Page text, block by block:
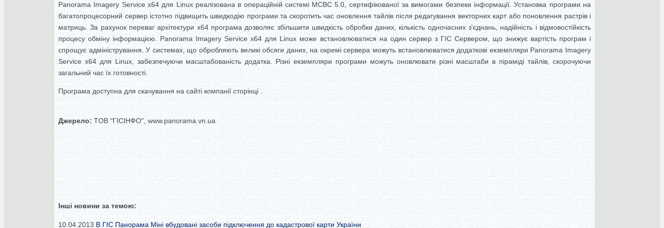
Panorama Imagery Service x64 для Linux реалізована в операційній системі МСВС 5.0, сертифікованої за вимогами безпеки інформації. Установка програми на
багатопроцесорний сервер істотно підвищить швидкодію програми та скоротить час оновлення тайлів після редагування векторних карт або поновлення растрів і
матриць. За рахунок переваг архітектури x64 програма дозволяє збільшити швидкість обробки даних, кількість одночасних з'єднань, надійність і відмовостійкість
процесу обміну інформацією.
Panorama Imagery Service x64 для Linux може встановлюватися на один сервер з ГІС Сервером, що знижує вартість програм і
спрощує адміністрування. У системах, що обробляють великі обсяги даних, на окремі сервера можуть встановлюватися додаткові екземпляри Panorama Imagery
Service x64 для Linux, забезпечуючи масштабованість додатка.
Різні екземпляри програми можуть оновлювати різні масштаби в піраміді тайлів, скорочуючи
загальний час їх готовності.
Програма доступна для скачування на сайті компанії сторінці .
Джерело: TOB "ГІСІНФО", www.panorama.vn.ua
Інші новини за темою:
10.04.2013 В ГІС Панорама Міні вбудовані засоби підключення до кадастрової карти України